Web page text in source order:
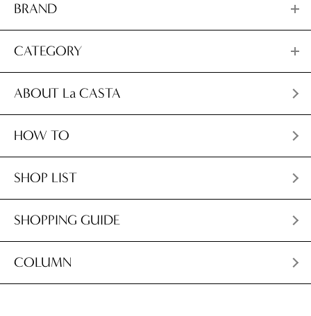
BRAND
CATEGORY
ABOUT La CASTA
HOW TO
SHOP LIST
SHOPPING GUIDE
COLUMN